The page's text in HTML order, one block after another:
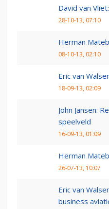
David van
28-10-13, 07:10
Herman
08-10-13, 02:10
Eric van
18-09-13, 02:09
John Jansen:
speelveld
16-09-13, 01:09
Herman
26-07-13, 10:07
Eric van
business